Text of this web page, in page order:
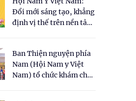
Đổi mới sáng tạo, khẳng
định vị thế trên nền tảng
Ban Thiện nguyện phía
Nam (Hội Nam y Việt
Nam) tổ chức khám chữa